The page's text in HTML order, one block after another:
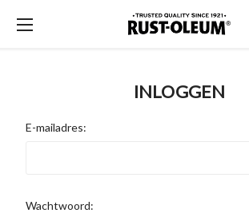
INLOGGEN
E-mailadres:
Wachtwoord: